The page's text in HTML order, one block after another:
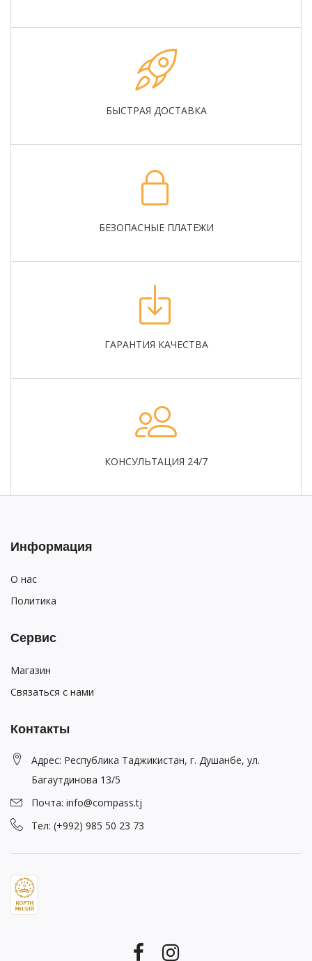
БЫСТРАЯ ДОСТАВКА
БЕЗОПАСНЫЕ ПЛАТЕЖИ
ГАРАНТИЯ КАЧЕСТВА
КОНСУЛЬТАЦИЯ 24/7
Информация
О нас
Политика
Сервис
Магазин
Связаться с нами
Контакты
Адрес: Республика Таджикистан, г. Душанбе, ул.
Багаутдинова 13/5
Почта: info@compass.tj
Тел: (+992) 985 50 23 73